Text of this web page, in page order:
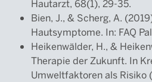
Hautarzt, 68(1), 29-35.
Bien, J., & Scherg, A.
Hautsymptome. In: FAQ
Heikenwälder, H., &
Therapie der Zukunft. In
Umweltfaktoren als Risiko